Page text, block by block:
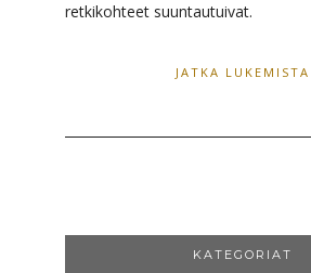
retkikohteet suuntautuivat.
JATKA LUKEMISTA
KATEGORIAT